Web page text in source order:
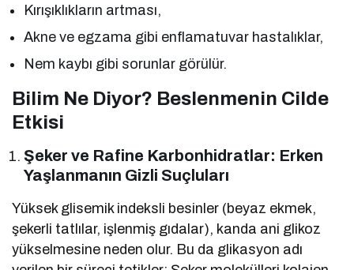
Kırışıklıkların artması,
Akne ve egzama gibi enflamatuvar hastalıklar,
Nem kaybı gibi sorunlar görülür.
Bilim Ne Diyor? Beslenmenin Cilde
Etkisi
Şeker ve Rafine Karbonhidratlar: Erken
Yaşlanmanın Gizli Suçluları
Yüksek glisemik indeksli besinler (beyaz ekmek,
şekerli tatlılar, işlenmiş gıdalar), kanda ani glikoz
yükselmesine neden olur. Bu da glikasyon adı